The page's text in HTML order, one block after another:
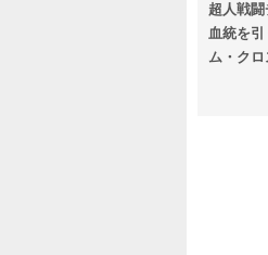
超人戦
血統を
ム・クロ